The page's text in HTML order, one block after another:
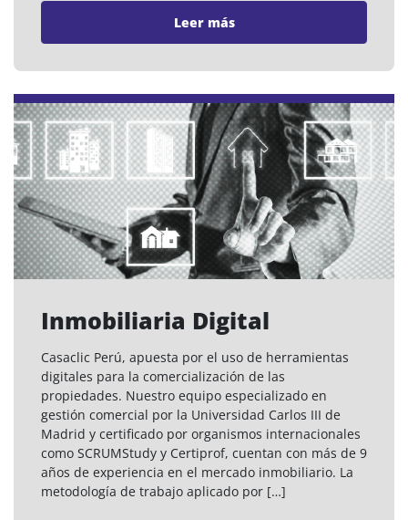
Leer más
Inmobiliaria Digital
Casaclic Perú, apuesta por el uso de herramientas
digitales para la comercialización de las
propiedades. Nuestro equipo especializado en
gestión comercial por la Universidad Carlos III de
Madrid y certificado por organismos internacionales
como SCRUMStudy y Certiprof, cuentan con más de 9
años de experiencia en el mercado inmobiliario. La
metodología de trabajo aplicado por […]